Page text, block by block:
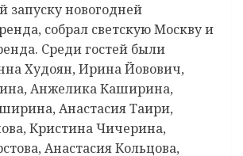
запуску новогодней
собрал светскую Москву и
Среди гостей были
Худоян, Ирина Йовович,
Анжелика Каширина,
Анастасия Таири,
Кристина Чичерина,
Анастасия Кольцова,